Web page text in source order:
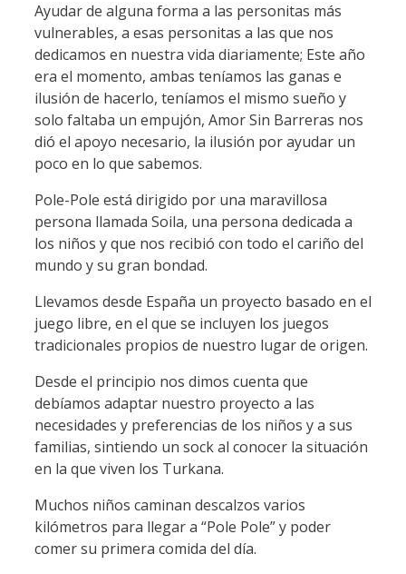
Ayudar de alguna forma a las personitas más
vulnerables, a esas personitas a las que nos
dedicamos en nuestra vida diariamente; Este año
era el momento, ambas teníamos las ganas e
ilusión de hacerlo, teníamos el mismo sueño y
solo faltaba un empujón, Amor Sin Barreras nos
dió el apoyo necesario, la ilusión por ayudar un
poco en lo que sabemos.
Pole-Pole está dirigido por una maravillosa
persona llamada Soila, una persona dedicada a
los niños y que nos recibió con todo el cariño del
mundo y su gran bondad.
Llevamos desde España un proyecto basado en el
juego libre, en el que se incluyen los juegos
tradicionales propios de nuestro lugar de origen.
Desde el principio nos dimos cuenta que
debíamos adaptar nuestro proyecto a las
necesidades y preferencias de los niños y a sus
familias, sintiendo un sock al conocer la situación
en la que viven los Turkana.
Muchos niños caminan descalzos varios
kilómetros para llegar a “Pole Pole” y poder
comer su primera comida del día.